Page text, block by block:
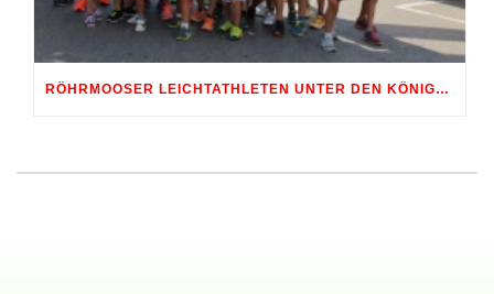
RÖHRMOOSER LEICHTATHLETEN UNTER DEN KÖNIGEN DER LÄUFER